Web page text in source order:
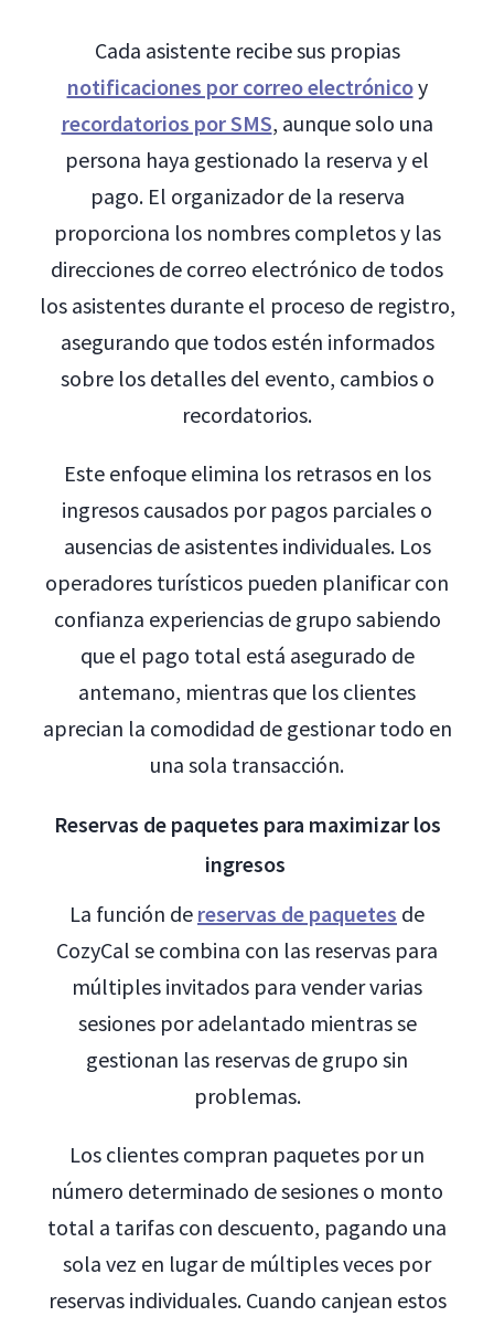
Cada asistente recibe sus propias
notificaciones por correo electrónicoy
recordatorios por SMS, aunque solo una
persona haya gestionado la reserva y el
pago. El organizador de la reserva
proporciona los nombres completos y las
direcciones de correo electrónico de todos
los asistentes durante el proceso de registro,
asegurando que todos estén informados
sobre los detalles del evento, cambios o
recordatorios.
Este enfoque elimina los retrasos en los
ingresos causados por pagos parciales o
ausencias de asistentes individuales. Los
operadores turísticos pueden planificar con
confianza experiencias de grupo sabiendo
que el pago total está asegurado de
antemano, mientras que los clientes
aprecian la comodidad de gestionar todo en
una sola transacción.
Reservas de paquetes para maximizar los
ingresos
La función de reservas de paquetes de
CozyCal se combina con las reservas para
múltiples invitados para vender varias
sesiones por adelantado mientras se
gestionan las reservas de grupo sin
problemas.
Los clientes compran paquetes por un
número determinado de sesiones o monto
total a tarifas con descuento, pagando una
sola vez en lugar de múltiples veces por
reservas individuales. Cuando canjean estos